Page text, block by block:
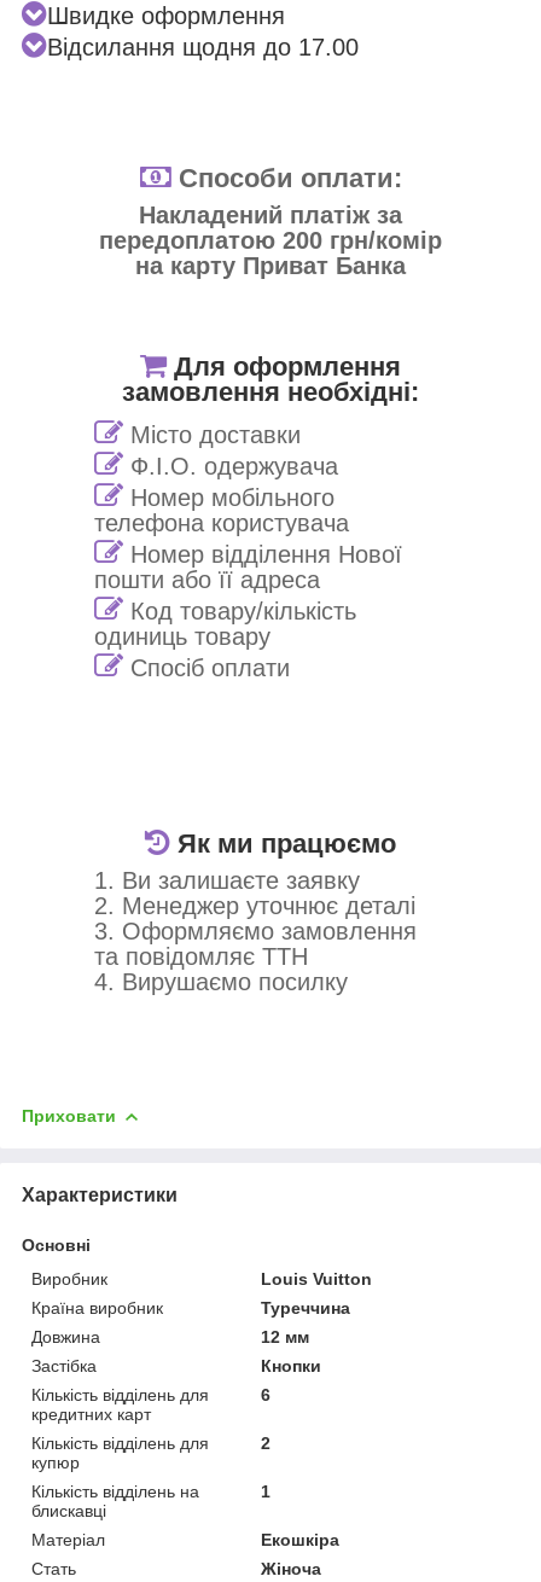
Швидке оформлення
Відсилання щодня до 17.00
Способи оплати:
Накладений платіж за
передоплатою 200 грн/комір
на карту Приват Банка
Як ми працюємо
1. Ви залишаєте заявку
2. Менеджер уточнює деталі
3. Оформляємо замовлення
та повідомляє ТТН
4. Вирушаємо посилку
Для оформлення
замовлення необхідні:
Місто доставки
Ф.І.О. одержувача
Номер мобільного
телефона користувача
Номер відділення Нової
пошти або її адреса
Код товару/кількість
одиниць товару
Спосіб оплати
Приховати
Характеристики
Основні
Виробник
Louis Vuitton
Країна виробник
Туреччина
Довжина
12 мм
Застібка
Кнопки
Кількість відділень для
кредитних карт
6
Кількість відділень для
купюр
2
Кількість відділень на
блискавці
1
Матеріал
Екошкіра
Стать
Жіноча